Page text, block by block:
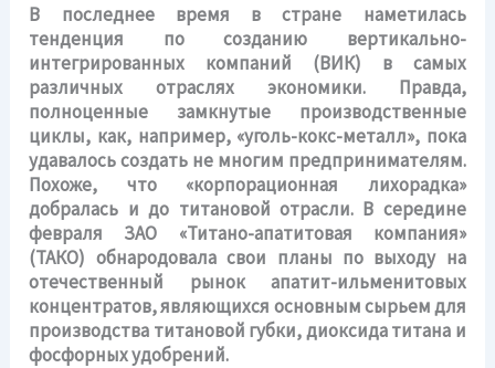
В последнее время в стране наметилась
тенденция по созданию вертикально-
интегрированных компаний (ВИК) в самых
различных отраслях экономики. Правда,
полноценные замкнутые производственные
циклы, как, например, «уголь-кокс-металл», пока
удавалось создать не многим предпринимателям.
Похоже, что «корпорационная лихорадка»
добралась и до титановой отрасли. В середине
февраля ЗАО «Титано-апатитовая компания»
(ТАКО) обнародовала свои планы по выходу на
отечественный рынок апатит-ильменитовых
концентратов, являющихся основным сырьем для
производства титановой губки, диоксида титана и
фосфорных удобрений.